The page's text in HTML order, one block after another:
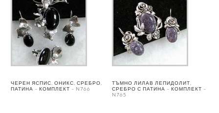
ЧЕРЕН ЯСПИС, ОНИКС, СРЕБРО,
ПАТИНА – КОМПЛЕКТ – N766
ТЪМНО ЛИЛАВ ЛЕПИДОЛИТ,
СРЕБРО С ПАТИНА – КОМПЛЕКТ –
N765